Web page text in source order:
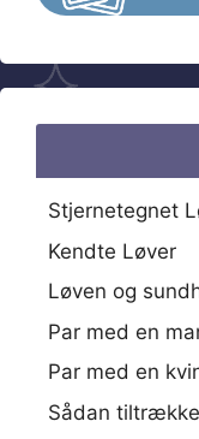
Stjernetegnet
Kendte Løver
Løven og
Par med en
Par med en
Sådan